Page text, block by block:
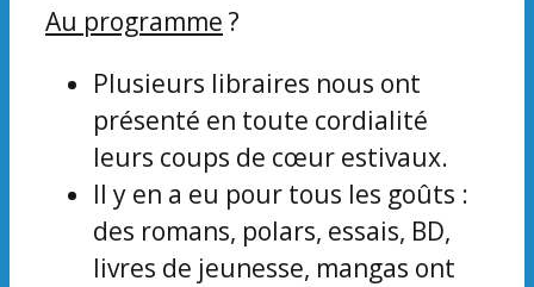
Au programme ?
Plusieurs libraires nous ont
présenté en toute cordialité
leurs coups de cœur estivaux.
Il y en a eu pour tous les goûts :
des romans, polars, essais, BD,
livres de jeunesse, mangas ont